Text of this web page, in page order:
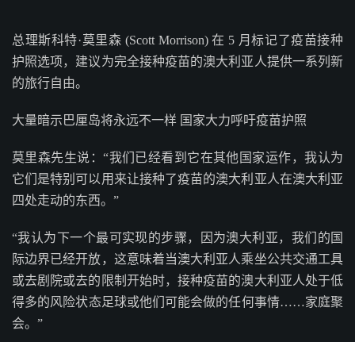
总理斯科特·莫里森 (Scott Morrison) 在 5 月标记了疫苗接种
护照选项，建议为完全接种疫苗的澳大利亚人提供一系列新
的旅行自由。
大量暗示巴厘岛将永远不一样 国家大力呼吁疫苗护照
莫里森先生说：“我们已经看到它在其他国家运作，我认为
它们是特别可以用来让接种了疫苗的澳大利亚人在澳大利亚
四处走动的东西。”
“我认为下一个最可实现的步骤，因为澳大利亚，我们的国
际边界已经开放，这意味着当澳大利亚人乘坐公共交通工具
或去剧院或去的限制开始时，接种疫苗的澳大利亚人处于低
得多的风险状态足球或他们可能会做的任何事情……家庭聚
会。”